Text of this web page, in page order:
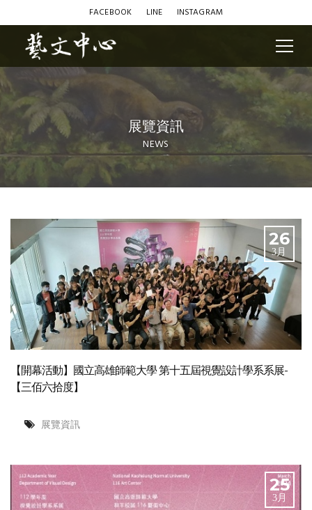
FACEBOOK LINE INSTAGRAM
展覽資訊
NEWS
26
3月
【開幕活動】國立高雄師範大學 第十五屆視覺設計學系系展-
【三佰六拾度】
展覽資訊
25
3月